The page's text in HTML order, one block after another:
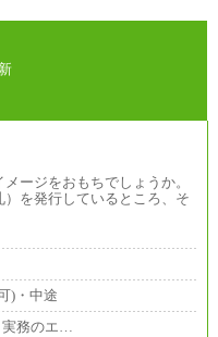
新
ージをおもちでしょうか。
を発行しているところ、そ
)・中途
務のエ…